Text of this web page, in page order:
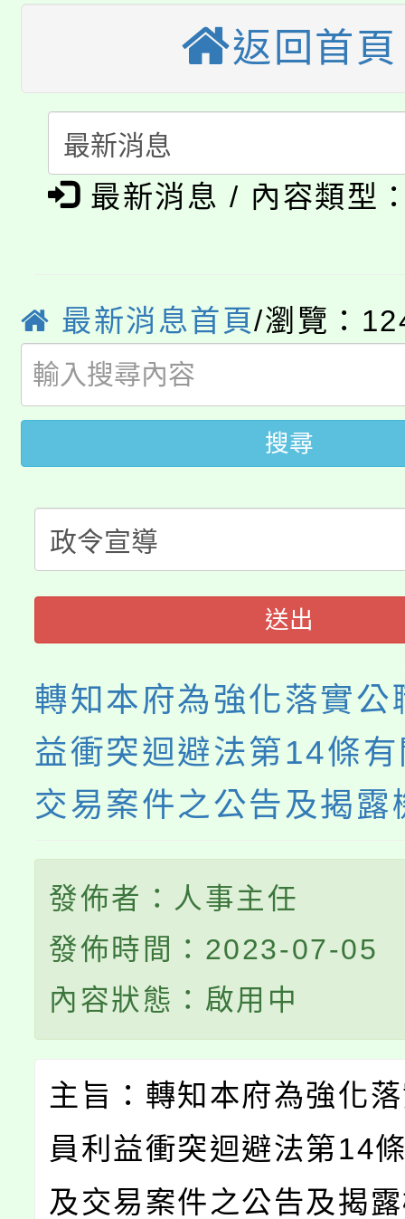
視費優惠，中低收入戶
半價優惠，詳情可洽有
者。
大園自造教育及科技
份教師增能研習
大溪自造教育及科技
份教師研習
淨零綠生活教案入校路
會
115年食農教育專業人
程
「本色祭」8/29、30在
局官網。
8月14至27日，桃園電
開!
115年桃園市運動會8/
田徑場及游泳池舉行。
桃園市低收入戶享有免
視費優惠，中低收入戶
半價優惠，詳情可洽有
者。
大園自造教育及科技中
份教師增能研習
大溪自造教育及科技中
份教師研習
淨零綠生活教案入校路
115年食農教育專業人
返回首頁
最新消息 / 內容類型
最新消息首頁/瀏覽：
搜尋
送出
轉知本府為強化落實公
益衝突迴避法第14條
交易案件之公告及揭露
發佈者：人事主任
發佈時間：2023-07-05
內容狀態：啟用中
主旨：轉知本府為強化
員利益衝突迴避法第14
及交易案件之公告及揭